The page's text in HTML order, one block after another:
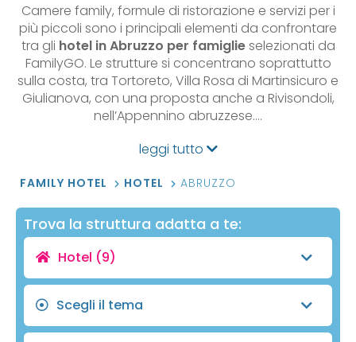
Camere family, formule di ristorazione e servizi per i
più piccoli sono i principali elementi da confrontare
tra gli hotel in Abruzzo per famiglieselezionati da
FamilyGO. Le strutture si concentrano soprattutto
sulla costa, tra Tortoreto, Villa Rosa di Martinsicuro e
Giulianova, con una proposta anche a Rivisondoli,
nell’Appennino abruzzese.…
leggi tutto
FAMILY HOTEL HOTEL ABRUZZO
Trova la struttura adatta a te:
Hotel (9)
Scegli il tema